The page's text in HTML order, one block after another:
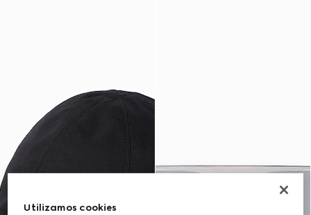
Utilizamos cookies